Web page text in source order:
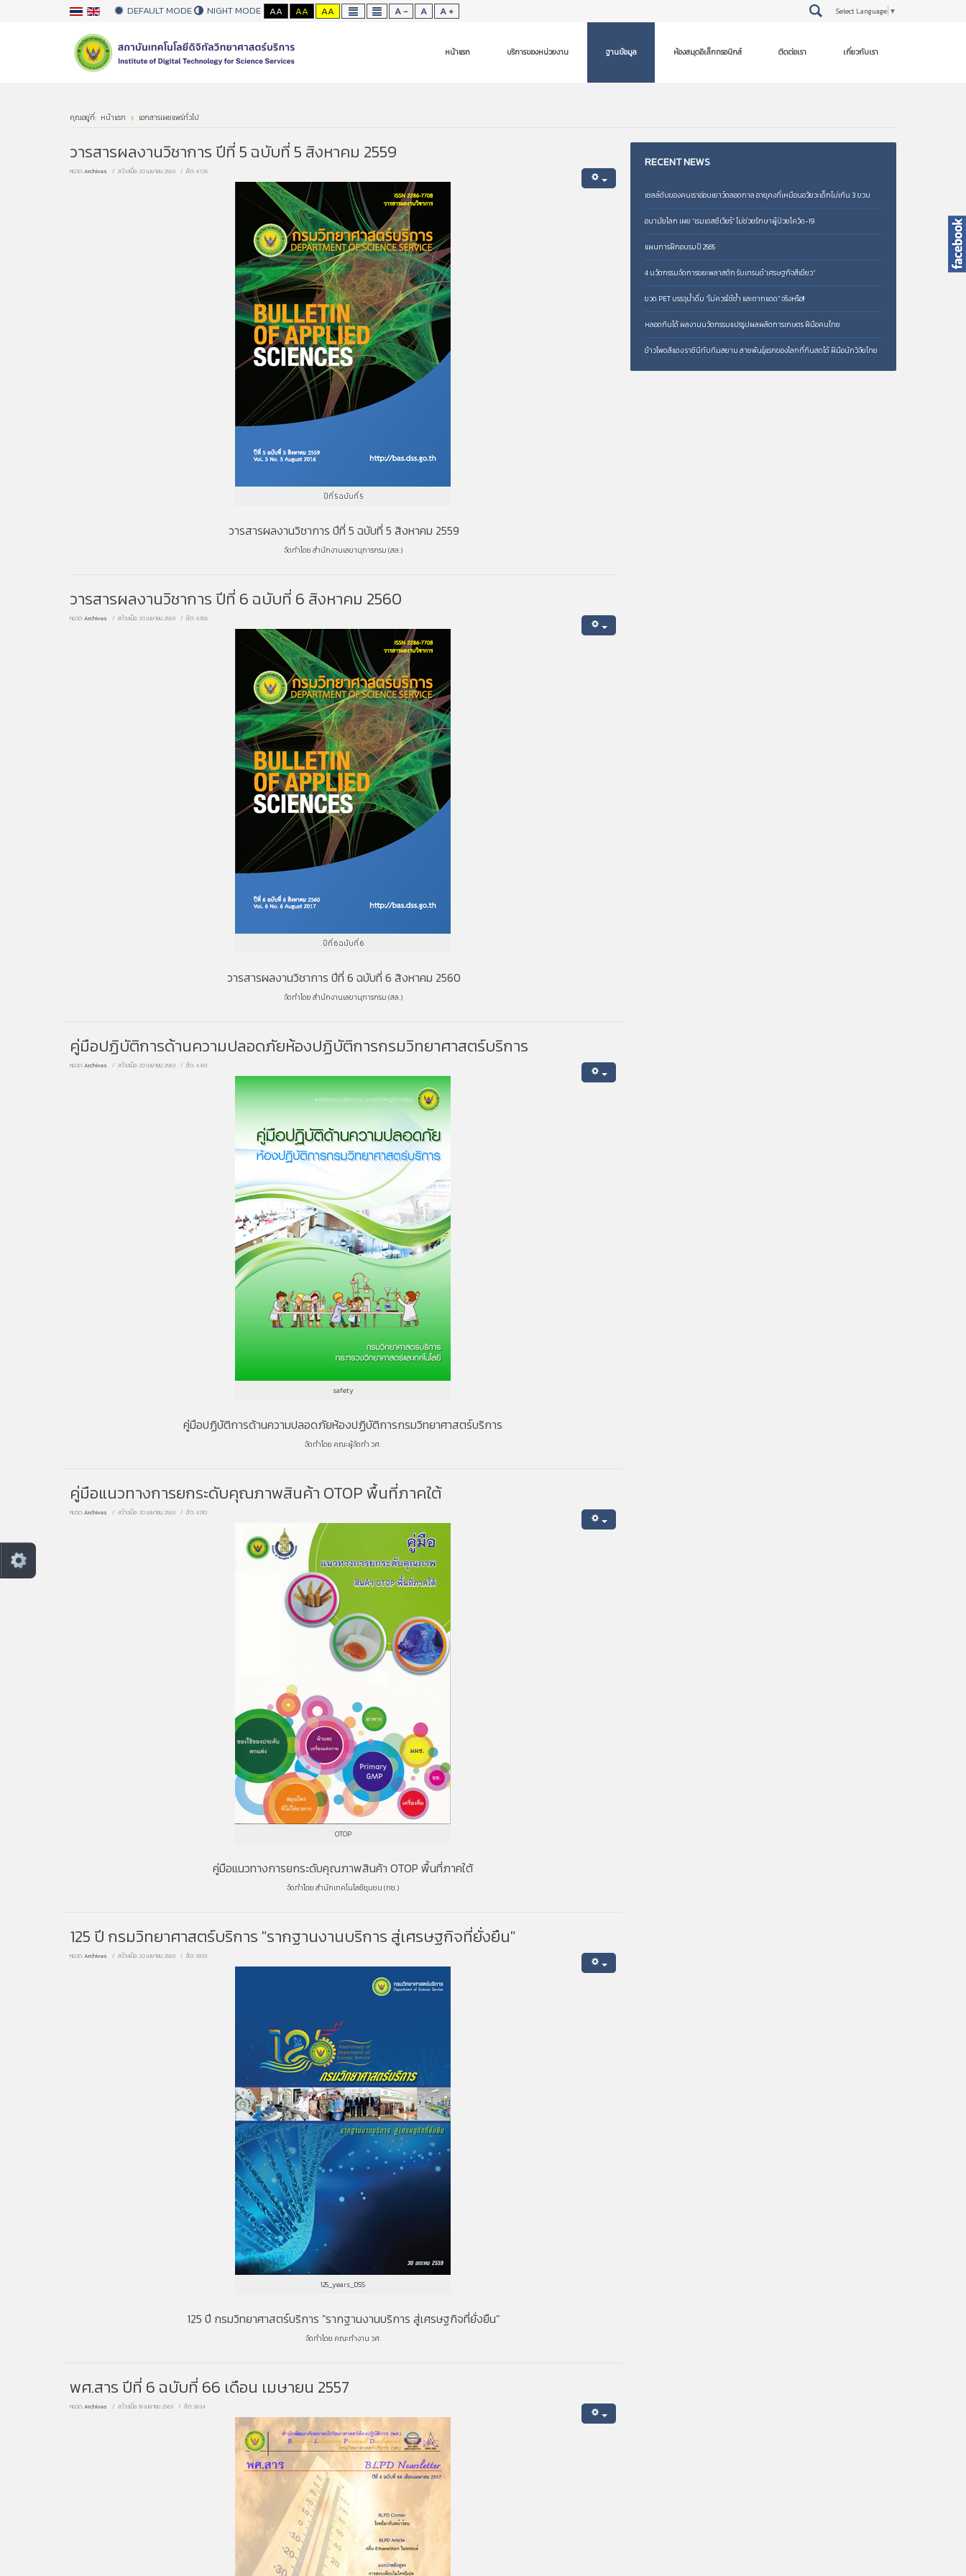
DEFAULT MODE NIGHT MODE AA AA AA A - A A + Select Language ▼
หน้าแรก บริการของหน่วยงาน ฐานข้อมูล ห้องสมุดอิเล็กทรอนิกส์ ติดต่อเรา เกี่ยวกับเรา
คุณอยู่ที่: หน้าแรก เอกสารเผยแพร่ทั่วไป
วารสารผลงานวิชาการ ปีที่ 5 ฉบับที่ 5 สิงหาคม 2559
หมวด:Archives สร้างเมื่อ: 20 เมษายน 2563 ฮิต: 4725
ปีที่ 5 ฉบับที่ 5
วารสารผลงานวิชาการ ปีที่ 5 ฉบับที่ 5 สิงหาคม 2559
จัดทำโดย สำนักงานเลขานุการกรม (สล.)
วารสารผลงานวิชาการ ปีที่ 6 ฉบับที่ 6 สิงหาคม 2560
หมวด:Archives สร้างเมื่อ: 20 เมษายน 2563 ฮิต: 4256
ปีที่ 6 ฉบับที่ 6
วารสารผลงานวิชาการ ปีที่ 6 ฉบับที่ 6 สิงหาคม 2560
จัดทำโดย สำนักงานเลขานุการกรม (สล.)
คู่มือปฏิบัติการด้านความปลอดภัยห้องปฏิบัติการกรมวิทยาศาสตร์บริการ
หมวด:Archives สร้างเมื่อ: 20 เมษายน 2563 ฮิต: 4461
safety
คู่มือปฏิบัติการด้านความปลอดภัยห้องปฏิบัติการกรมวิทยาศาสตร์บริการ
จัดทำโดย คณะผู้จัดทำ วศ.
คู่มือแนวทางการยกระดับคุณภาพสินค้า OTOP พื้นที่ภาคใต้
หมวด:Archives สร้างเมื่อ: 20 เมษายน 2563 ฮิต: 4210
OTOP
คู่มือแนวทางการยกระดับคุณภาพสินค้า OTOP พื้นที่ภาคใต้
จัดทำโดย สำนักเทคโนโลยีชุมชน (ทช.)
125 ปี กรมวิทยาศาสตร์บริการ "รากฐานงานบริการ สู่เศรษฐกิจที่ยั่งยืน"
หมวด:Archives สร้างเมื่อ: 20 เมษายน 2563 ฮิต: 3933
125_years_DSS
125 ปี กรมวิทยาศาสตร์บริการ "รากฐานงานบริการ สู่เศรษฐกิจที่ยั่งยืน"
จัดทำโดย คณะทำงาน วศ.
พศ.สาร ปีที่ 6 ฉบับที่ 66 เดือน เมษายน 2557
หมวด:Archives สร้างเมื่อ: 16 เมษายน 2563 ฮิต: 3634
RECENTNEWS
เซลล์ตับของคนเราอ่อนเยาว์ตลอดกาล อายุคงที่เหมือนอวัยวะเด็กไม่เกิน 3 ขวบ
อนามัยโลก เผย “เรมเดสซีเวียร์” ไม่ช่วยรักษาผู้ป่วยโควิด-19
แผนการฝึกอบรมปี 2565
4 นวัตกรรมจัดการขยะพลาสติก รับเทรนด์“เศรษฐกิจสีเขียว”
ขวด PET บรรจุน้ำดื่ม “ไม่ควรใช้ซ้ำ และตากแดด” จริงหรือ!!
หลอดกินได้ ผลงานนวัตกรรมแปรรูปผลผลิตการเกษตร ฝีมือคนไทย
ข้าวโพดสีแดง ราชินีทับทิมสยาม สายพันธุ์แรกของโลกที่กินสดได้ ฝีมือนักวิจัยไทย